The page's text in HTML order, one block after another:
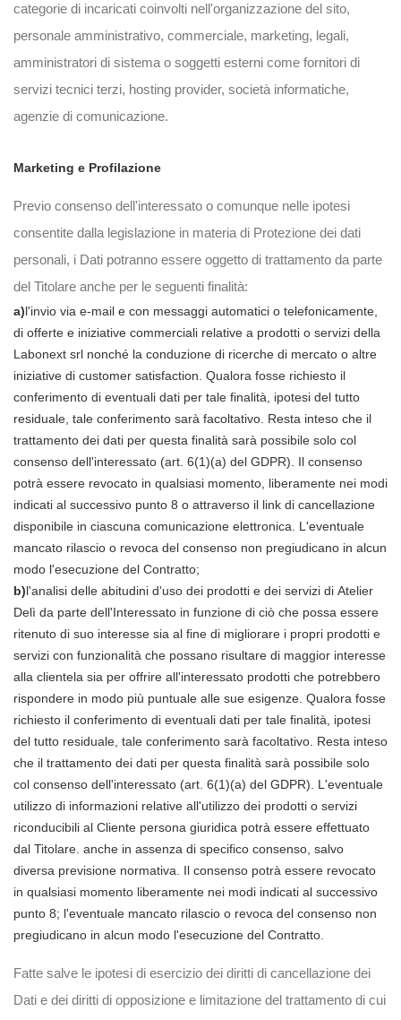
categorie di incaricati coinvolti nell'organizzazione del sito,
personale amministrativo, commerciale, marketing, legali,
amministratori di sistema o soggetti esterni come fornitori di
servizi tecnici terzi, hosting provider, società informatiche,
agenzie di comunicazione.
Marketing e Profilazione
Previo consenso dell'interessato o comunque nelle ipotesi
consentite dalla legislazione in materia di Protezione dei dati
personali, i Dati potranno essere oggetto di trattamento da parte
del Titolare anche per le seguenti finalità:
a)l'invio via e-mail e con messaggi automatici o telefonicamente,
di offerte e iniziative commerciali relative a prodotti o servizi della
Labonext srl nonché la conduzione di ricerche di mercato o altre
iniziative di customer satisfaction. Qualora fosse richiesto il
conferimento di eventuali dati per tale finalità, ipotesi del tutto
residuale, tale conferimento sarà facoltativo. Resta inteso che il
trattamento dei dati per questa finalità sarà possibile solo col
consenso dell'interessato (art. 6(1)(a) del GDPR). Il consenso
potrà essere revocato in qualsiasi momento, liberamente nei modi
indicati al successivo punto 8 o attraverso il link di cancellazione
disponibile in ciascuna comunicazione elettronica. L'eventuale
mancato rilascio o revoca del consenso non pregiudicano in alcun
modo l'esecuzione del Contratto;
b)l'analisi delle abitudini d'uso dei prodotti e dei servizi di Atelier
Delì da parte dell'Interessato in funzione di ciò che possa essere
ritenuto di suo interesse sia al fine di migliorare i propri prodotti e
servizi con funzionalità che possano risultare di maggior interesse
alla clientela sia per offrire all'interessato prodotti che potrebbero
rispondere in modo più puntuale alle sue esigenze. Qualora fosse
richiesto il conferimento di eventuali dati per tale finalità, ipotesi
del tutto residuale, tale conferimento sarà facoltativo. Resta inteso
che il trattamento dei dati per questa finalità sarà possibile solo
col consenso dell'interessato (art. 6(1)(a) del GDPR). L'eventuale
utilizzo di informazioni relative all'utilizzo dei prodotti o servizi
riconducibili al Cliente persona giuridica potrà essere effettuato
dal Titolare. anche in assenza di specifico consenso, salvo
diversa previsione normativa. Il consenso potrà essere revocato
in qualsiasi momento liberamente nei modi indicati al successivo
punto 8; l'eventuale mancato rilascio o revoca del consenso non
pregiudicano in alcun modo l'esecuzione del Contratto.
Fatte salve le ipotesi di esercizio dei diritti di cancellazione dei
Dati e dei diritti di opposizione e limitazione del trattamento di cui